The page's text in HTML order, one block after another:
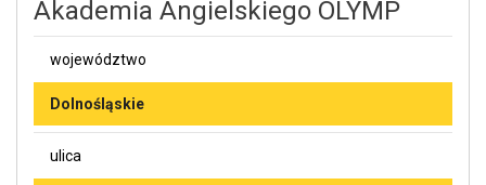
Akademia Angielskiego OLYMP
województwo
Dolnośląskie
ulica